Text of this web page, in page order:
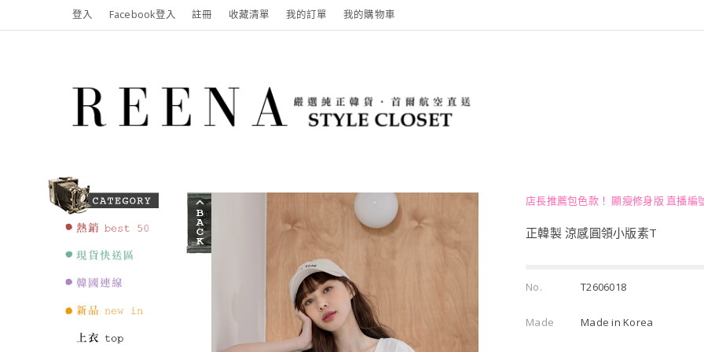
登入 Facebook登入 註冊 收藏清單 我的訂單 我的購物車
店長推薦包色款！ 顯瘦修身版 直播編
正韓製 涼感圓領小版素T
No. T2606018
Made Made in Korea